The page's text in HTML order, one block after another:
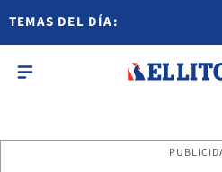
TEMAS DEL DÍA: